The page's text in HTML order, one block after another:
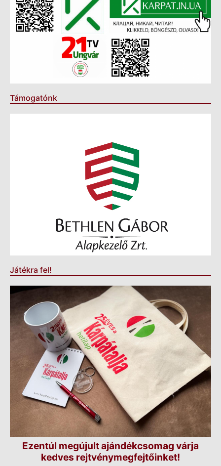
Támogatónk
Játékra fel!
Ezentúl megújult ajándékcsomag várja
kedves rejtvénymegfejtőinket!